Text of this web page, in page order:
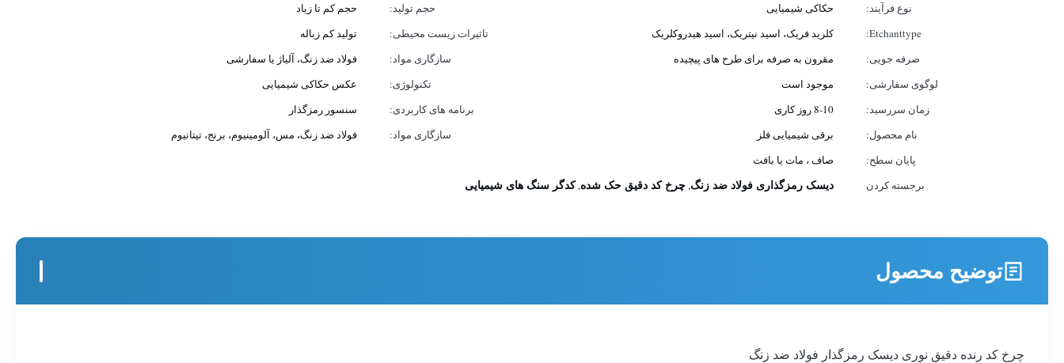
نوع فرآیند:
حکاکی شیمیایی حجم تولید:
حجم کم تا زیاد
Etchanttype:
کلرید فریک، اسید نیتریک، اسید هیدروکلریک تاثیرات زیست محیطی:
تولید کم زباله
صرفه جویی:
مقرون به صرفه برای طرح های پیچیده سازگاری مواد:
فولاد ضد زنگ، آلیاژ یا سفارشی
لوگوی سفارشی:
موجود است تکنولوژی:
عکس حکاکی شیمیایی
زمان سررسید:
8-10 روز کاری برنامه های کاربردی:
سنسور رمزگذار
نام محصول:
برقی شیمیایی فلز سازگاری مواد:
فولاد ضد زنگ، مس، آلومینیوم، برنج، تیتانیوم
پایان سطح:
صاف ، مات یا بافت
برجسته کردن
دیسک رمزگذاری فولاد ضد زنگ,چرخ کد دقیق حک شده,کدگر سنگ های شیمیایی
توضیح محصول
چرخ کد رنده دقیق نوری دیسک رمزگذار فولاد ضد زنگ